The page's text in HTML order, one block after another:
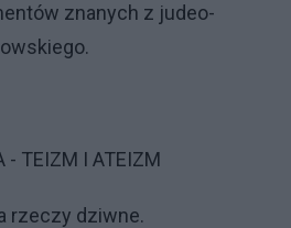
znanych z judeo-
- TEIZM I ATEIZM
rzeczy dziwne.